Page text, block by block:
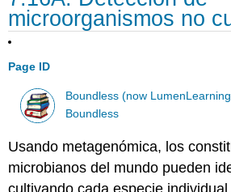
microorganismos no
Page ID
Boundless (now
Boundless
Usando metagenómica, los
microbianos del mundo pueden
cultivando cada especie individual.